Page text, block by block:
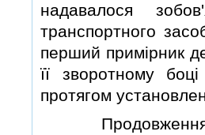
надавалося
транспортного
перший примiрник
її зворотному
протягом
Продовження